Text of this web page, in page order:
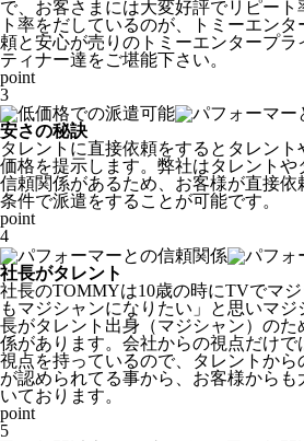
で、お客さまには大変好評でリピート
ト率をだしているのが、トミーエンタ
頼と安心が売りのトミーエンタープ
ティナー達をご堪能下さい。
point
3
安さの秘訣
タレントに直接依頼をするとタレン
価格を提示します。弊社はタレント
信頼関係があるため、 お客様が直接依
条件で派遣をすることが可能です。
point
4
社長がタレント
社長のTOMMYは10歳の時にTVでマ
もマジシャンになりたい」と思いマ
長がタレント出身（マジシャン）のた
係があります。会社からの視点だけで
視点を持っているので、タレントか
が認められてる事から、お客様から
いております。
point
5